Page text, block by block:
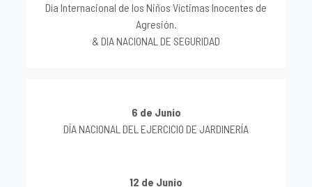
Día Internacional de los Niños Víctimas Inocentes de
Agresión.
& DIA NACIONAL DE SEGURIDAD
6 de Junio
DÍA NACIONAL DEL EJERCICIO DE JARDINERÍA
12 de Junio